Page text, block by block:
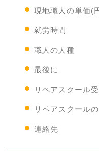
現地職人の単価(
就労時間
職人の人種
最後に
リペアスクール
リペアスクール
連絡先